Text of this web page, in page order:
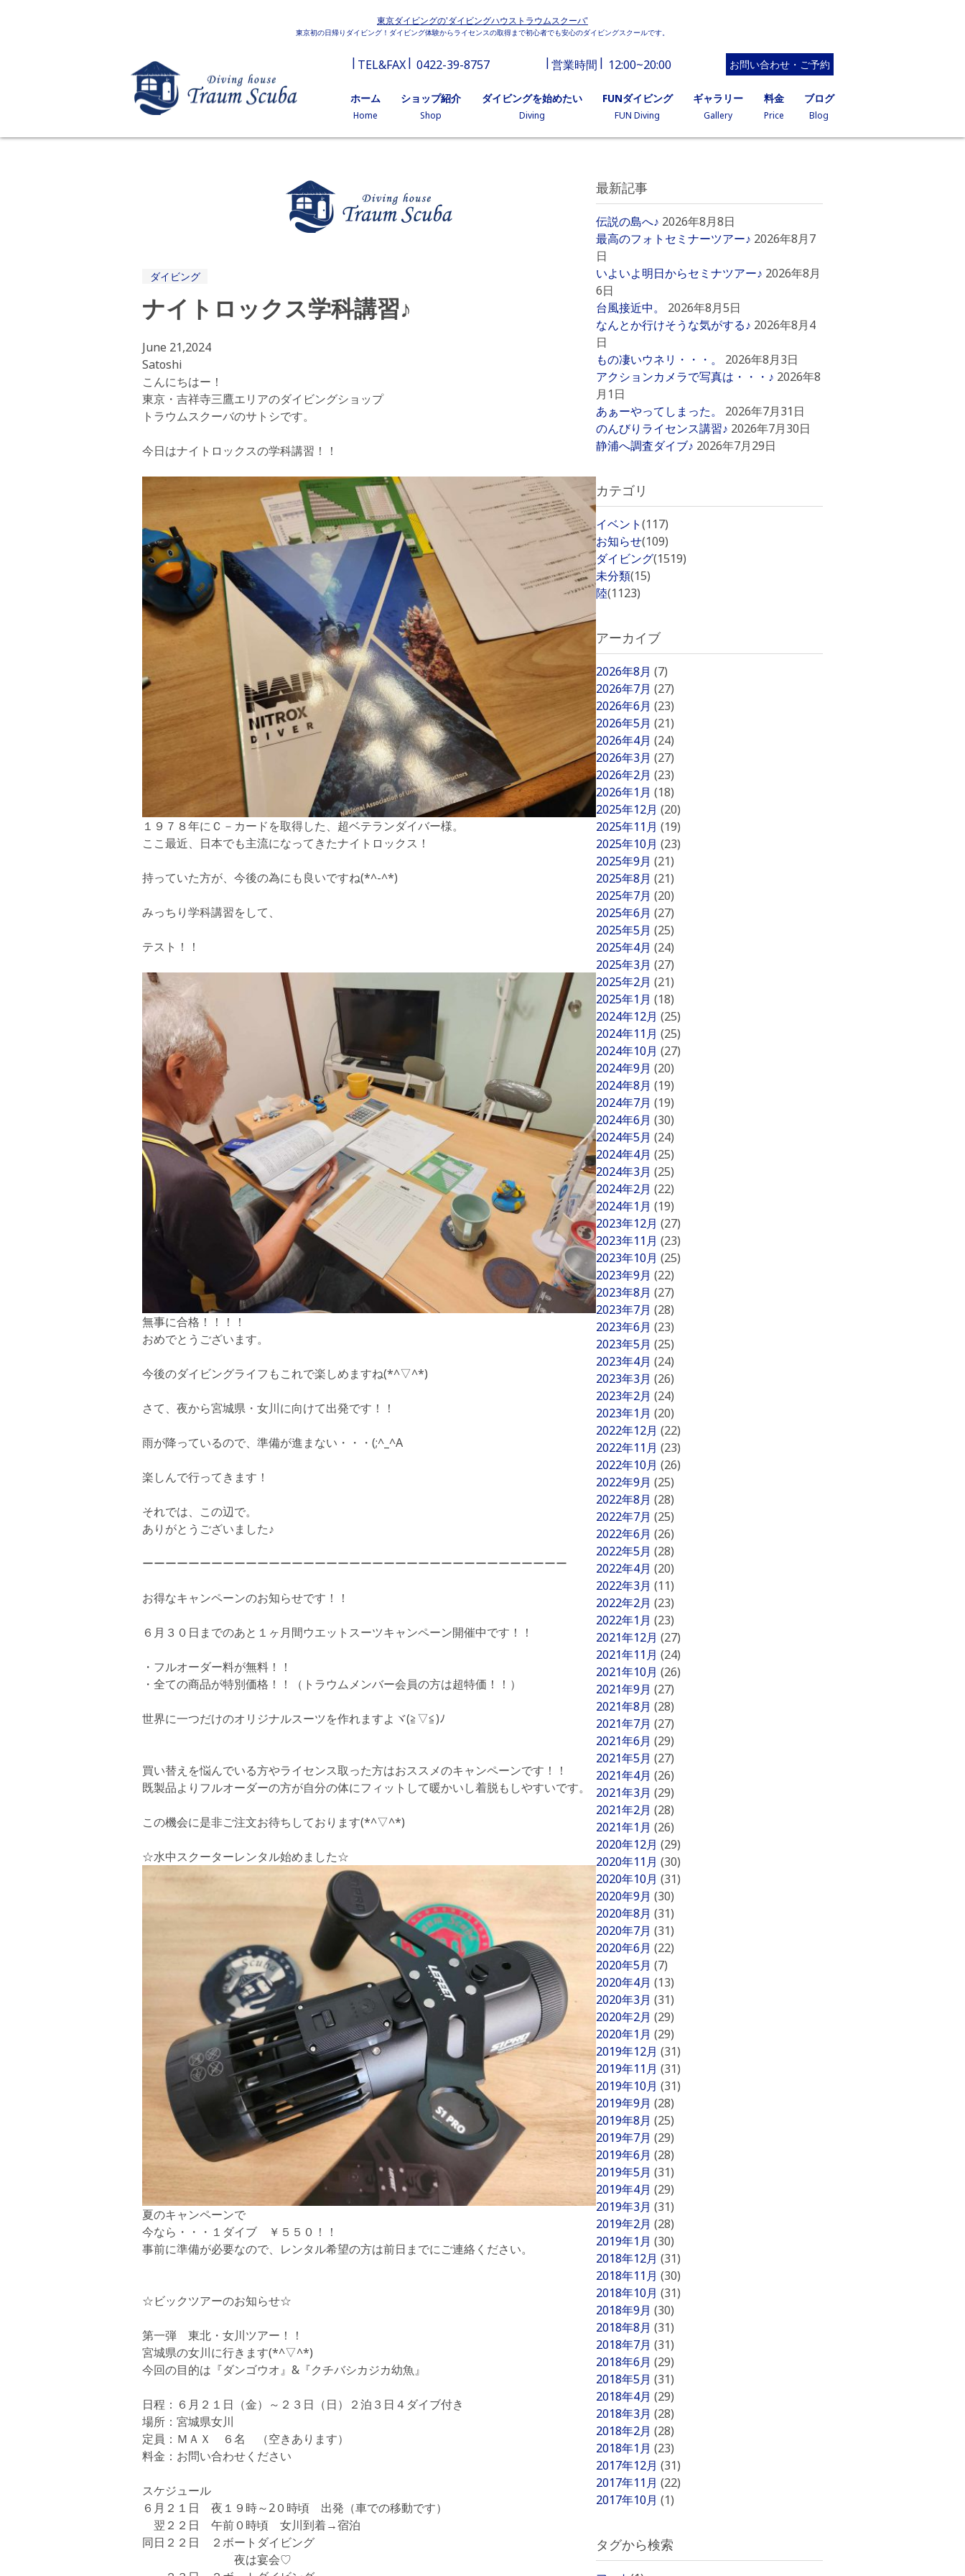
東京ダイビングの'ダイビングハウストラウムスクーバ'
東京初の日帰りダイビング！ダイビング体験からライセンスの取得まで初心者でも安心のダイビングスクールです。
TEL&FAX 0422-39-8757 営業時間 12:00~20:00 お問い合わせ・ご予約
ホーム
Home
ショップ紹介
Shop
ダイビングを始めたい
Diving
FUNダイビング
FUN Diving
ギャラリー
Gallery
料金
Price
ブログ
Blog
ダイビング
ナイトロックス学科講習♪
June 21,2024
Satoshi
こんにちはー！
東京・吉祥寺三鷹エリアのダイビングショップ
トラウムスクーバのサトシです。
今日はナイトロックスの学科講習！！
１９７８年にＣ－カードを取得した、超ベテランダイバー様。
ここ最近、日本でも主流になってきたナイトロックス！
持っていた方が、今後の為にも良いですね(*^-^*)
みっちり学科講習をして、
テスト！！
無事に合格！！！！
おめでとうございます。
今後のダイビングライフもこれで楽しめますね(*^▽^*)
さて、夜から宮城県・女川に向けて出発です！！
雨が降っているので、準備が進まない・・・(;^_^A
楽しんで行ってきます！
それでは、この辺で。
ありがとうございました♪
ーーーーーーーーーーーーーーーーーーーーーーーーーーーーーーーーーーーーー
お得なキャンペーンのお知らせです！！
６月３０日までのあと１ヶ月間ウエットスーツキャンペーン開催中です！！
・フルオーダー料が無料！！
・全ての商品が特別価格！！（トラウムメンバー会員の方は超特価！！）
世界に一つだけのオリジナルスーツを作れますよヾ(≧▽≦)ﾉ
買い替えを悩んでいる方やライセンス取った方はおススメのキャンペーンです！！
既製品よりフルオーダーの方が自分の体にフィットして暖かいし着脱もしやすいです。
この機会に是非ご注文お待ちしております(*^▽^*)
☆水中スクーターレンタル始めました☆
夏のキャンペーンで
今なら・・・１ダイブ ￥５５０！！
事前に準備が必要なので、レンタル希望の方は前日までにご連絡ください。
☆ビックツアーのお知らせ☆
第一弾 東北・女川ツアー！！
宮城県の女川に行きます(*^▽^*)
今回の目的は『ダンゴウオ』&『クチバシカジカ幼魚』
日程：６月２１日（金）～２３日（日）２泊３日４ダイブ付き
場所：宮城県女川
定員：ＭＡＸ ６名 （空きあります）
料金：お問い合わせください
スケジュール
６月２１日 夜１９時～2０時頃 出発（車での移動です）
翌２２日 午前０時頃 女川到着→宿泊
同日２２日 ２ボートダイビング
夜は宴会♡
最新記事
伝説の島へ♪ 2026年8月8日
最高のフォトセミナーツアー♪ 2026年8月7
日
いよいよ明日からセミナツアー♪ 2026年8月
6日
台風接近中。
2026年8月5日
なんとか行けそうな気がする♪ 2026年8月4
日
もの凄いウネリ・・・。
2026年8月3日
アクションカメラで写真は・・・♪ 2026年8
月1日
あぁーやってしまった。
2026年7月31日
のんびりライセンス講習♪ 2026年7月30日
静浦へ調査ダイブ♪ 2026年7月29日
カテゴリ
イベント(117)
お知らせ(109)
ダイビング(1519)
未分類(15)
陸(1123)
アーカイブ
2026年8月 (7)
2026年7月 (27)
2026年6月 (23)
2026年5月 (21)
2026年4月 (24)
2026年3月 (27)
2026年2月 (23)
2026年1月 (18)
2025年12月 (20)
2025年11月 (19)
2025年10月 (23)
2025年9月 (21)
2025年8月 (21)
2025年7月 (20)
2025年6月 (27)
2025年5月 (25)
2025年4月 (24)
2025年3月 (27)
2025年2月 (21)
2025年1月 (18)
2024年12月 (25)
2024年11月 (25)
2024年10月 (27)
2024年9月 (20)
2024年8月 (19)
2024年7月 (19)
2024年6月 (30)
2024年5月 (24)
2024年4月 (25)
2024年3月 (25)
2024年2月 (22)
2024年1月 (19)
2023年12月 (27)
2023年11月 (23)
2023年10月 (25)
2023年9月 (22)
2023年8月 (27)
2023年7月 (28)
2023年6月 (23)
2023年5月 (25)
2023年4月 (24)
2023年3月 (26)
2023年2月 (24)
2023年1月 (20)
2022年12月 (22)
2022年11月 (23)
2022年10月 (26)
2022年9月 (25)
2022年8月 (28)
2022年7月 (25)
2022年6月 (26)
2022年5月 (28)
2022年4月 (20)
2022年3月 (11)
2022年2月 (23)
2022年1月 (23)
2021年12月 (27)
2021年11月 (24)
2021年10月 (26)
2021年9月 (27)
2021年8月 (28)
2021年7月 (27)
2021年6月 (29)
2021年5月 (27)
2021年4月 (26)
2021年3月 (29)
2021年2月 (28)
2021年1月 (26)
2020年12月 (29)
2020年11月 (30)
2020年10月 (31)
2020年9月 (30)
2020年8月 (31)
2020年7月 (31)
2020年6月 (22)
2020年5月 (7)
2020年4月 (13)
2020年3月 (31)
2020年2月 (29)
2020年1月 (29)
2019年12月 (31)
2019年11月 (31)
2019年10月 (31)
2019年9月 (28)
2019年8月 (25)
2019年7月 (29)
2019年6月 (28)
2019年5月 (31)
2019年4月 (29)
2019年3月 (31)
2019年2月 (28)
2019年1月 (30)
2018年12月 (31)
2018年11月 (30)
2018年10月 (31)
2018年9月 (30)
2018年8月 (31)
2018年7月 (31)
2018年6月 (29)
2018年5月 (31)
2018年4月 (29)
2018年3月 (28)
2018年2月 (28)
2018年1月 (23)
2017年12月 (31)
2017年11月 (22)
2017年10月 (1)
タグから検索